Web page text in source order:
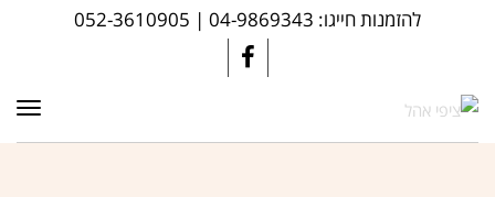
להזמנות חייגו: 04-9869343 | 052-3610905